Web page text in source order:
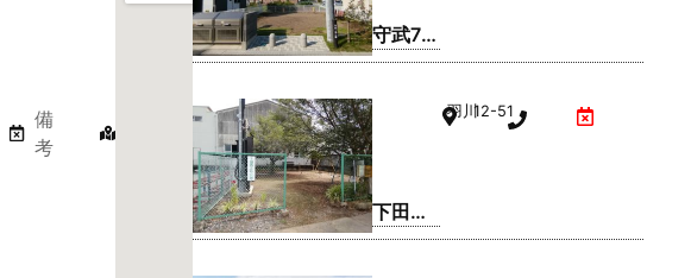
備
考
守武7
号公園
下田西
3号公
羽川12-51